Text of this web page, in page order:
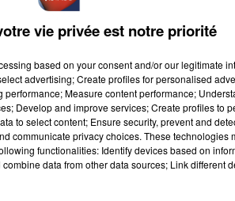
vie privée est notre priorité
based on your consent and/or our legitimate
advertising; Create profiles for personalised
Measure content performance;
Develop and improve services; Create profiles to
to select content; Ensure security, prevent and
communicate privacy choices. These technologies
functionalities: Identify devices based on
data from other data sources; Link different